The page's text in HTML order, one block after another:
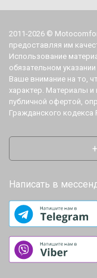
2011-2026 ©
предоставляя им
Использование
обязательном
Ваше внимание на то,
характер. Материалы
публичной офертой,
Гражданского кодекса
Написать в